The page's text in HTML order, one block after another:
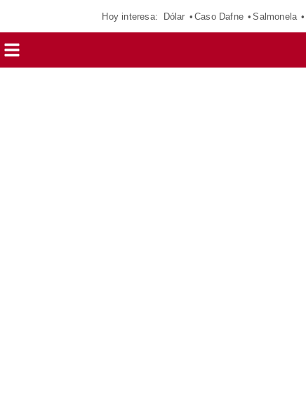
Hoy interesa: Dólar Caso Dafne Salmonela